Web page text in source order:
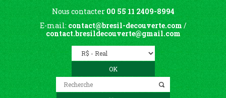
Nous contacter 00 55 11 2409-8994
E-mail: contact@bresil-decouverte.com /
contact.bresildecouverte@gmail.com